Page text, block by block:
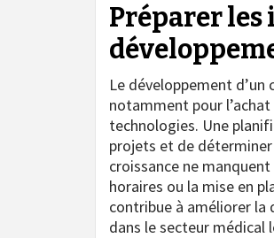
Préparer
Le développement
notamment pour
technologies. Une
projets et de
croissance ne
horaires ou la mise en
contribue à améliorer
dans le secteur médical